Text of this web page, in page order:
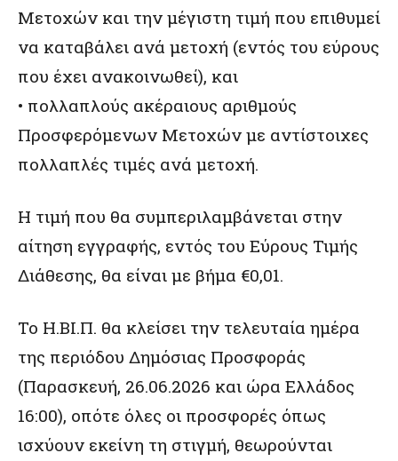
Μετοχών και την μέγιστη τιμή που επιθυμεί
να καταβάλει ανά μετοχή (εντός του εύρους
που έχει ανακοινωθεί), και
• πολλαπλούς ακέραιους αριθμούς
Προσφερόμενων Μετοχών με αντίστοιχες
πολλαπλές τιμές ανά μετοχή.
Η τιμή που θα συμπεριλαμβάνεται στην
αίτηση εγγραφής, εντός του Εύρους Τιμής
Διάθεσης, θα είναι με βήμα €0,01.
Το Η.ΒΙ.Π. θα κλείσει την τελευταία ημέρα
της περιόδου Δημόσιας Προσφοράς
(Παρασκευή, 26.06.2026 και ώρα Ελλάδος
16:00), οπότε όλες οι προσφορές όπως
ισχύουν εκείνη τη στιγμή, θεωρούνται